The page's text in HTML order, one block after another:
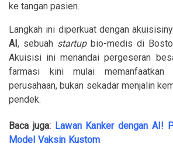
ke tangan pasien.
Langkah ini diperkuat dengan
AI, sebuah startup bio-medis di
Akuisisi ini menandai pergeseran
farmasi kini mulai
perusahaan, bukan sekadar menjalin
pendek.
Baca juga: Lawan Kanker dengan AI!
Model Vaksin Kustom